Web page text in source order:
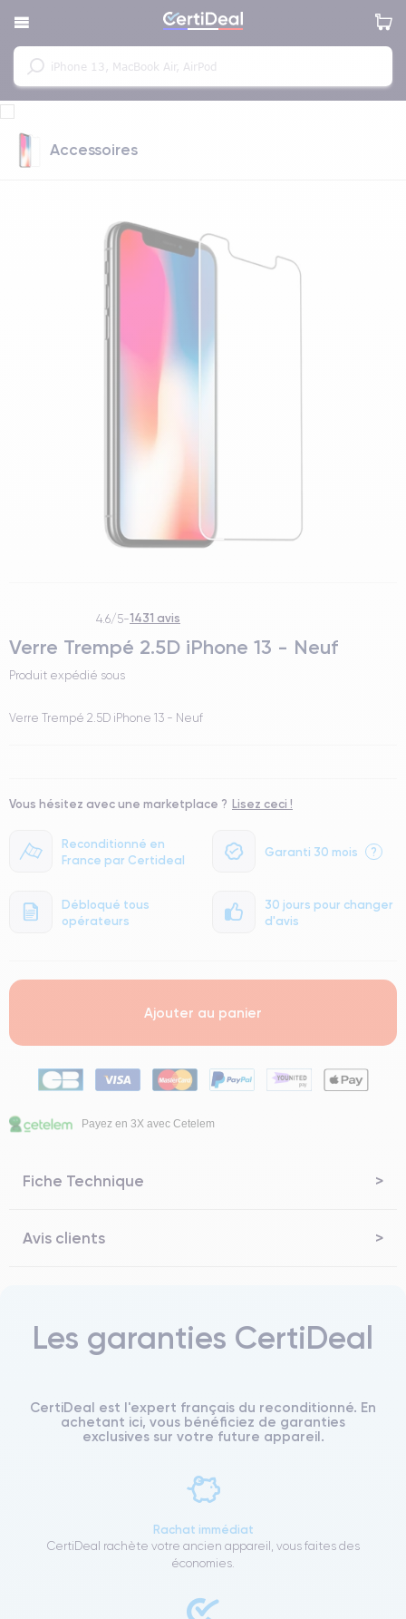
Accessoires
4.6/5-1431 avis
Verre Trempé 2.5D iPhone 13 - Neuf
Produit expédié sous
Verre Trempé 2.5D iPhone 13 - Neuf
Reconditionné en
France par Certideal
Garanti 30 mois ?
Débloqué tous
opérateurs
30 jours pour changer
d'avis
Vous hésitez avec une marketplace ? Lisez ceci !
Ajouter au panier
Payez en 3X avec Cetelem
Fiche Technique
Avis clients
Les garanties CertiDeal
CertiDeal est l'expert français du reconditionné. En
achetant ici, vous bénéficiez de garanties
exclusives sur votre future appareil.
Rachat immédiat
CertiDeal rachète votre ancien appareil, vous faites des
économies.